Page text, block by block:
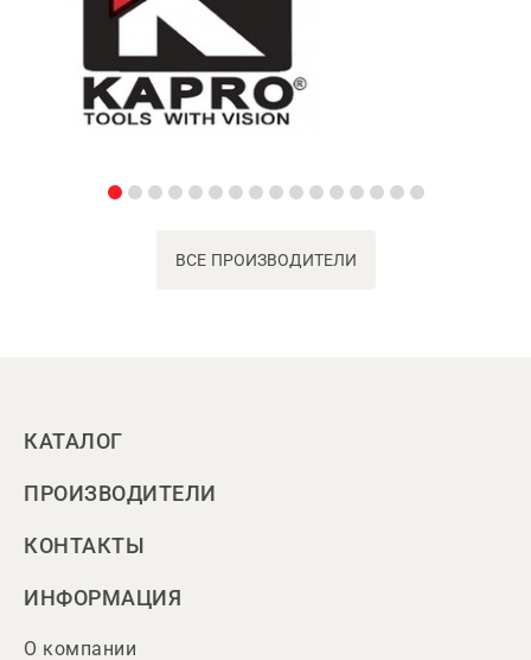
ВСЕ ПРОИЗВОДИТЕЛИ
КАТАЛОГ
ПРОИЗВОДИТЕЛИ
КОНТАКТЫ
ИНФОРМАЦИЯ
О компании